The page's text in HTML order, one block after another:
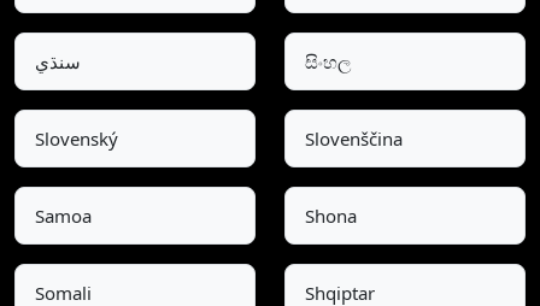
سنڌي සිංහල
Slovenský Slovenščina
Samoa Shona
Somali Shqiptar